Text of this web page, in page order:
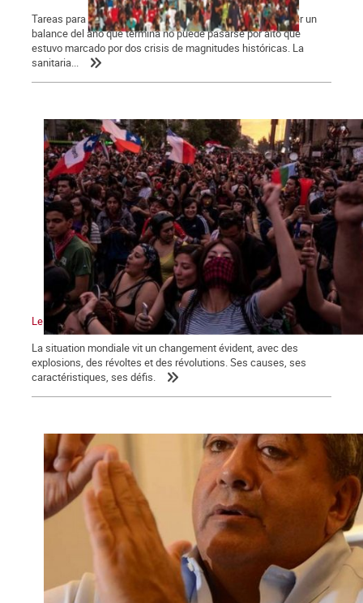
Tareas para el año que comienza Las dos crisis. Para hacer un
balance del año que termina no puede pasarse por alto que
estuvo marcado por dos crisis de magnitudes históricas. La
sanitaria...
Le vent de la révolution souffle sur le monde
La situation mondiale vit un changement évident, avec des
explosions, des révoltes et des révolutions. Ses causes, ses
caractéristiques, ses défis.